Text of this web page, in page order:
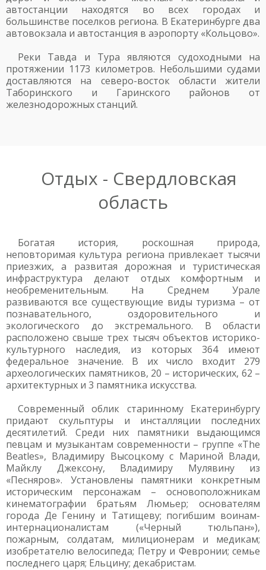
автостанции находятся во всех городах и
большинстве поселков региона. В Екатеринбурге два
автовокзала и автостанция в аэропорту «Кольцово».
Реки Тавда и Тура являются судоходными на
протяжении 1173 километров. Небольшими судами
доставляются на северо-восток области жители
Таборинского и Гаринского районов от
железнодорожных станций.
Отдых - Свердловская
область
Богатая история, роскошная природа,
неповторимая культура региона привлекает тысячи
приезжих, а развитая дорожная и туристическая
инфраструктура делают отдых комфортным и
необременительным. На Среднем Урале
развиваются все существующие виды туризма – от
познавательного, оздоровительного и
экологического до экстремального. В области
расположено свыше трех тысяч объектов историко-
культурного наследия, из которых 364 имеют
федеральное значение. В их число входит 279
археологических памятников, 20 – исторических, 62 –
архитектурных и 3 памятника искусства.
Современный облик старинному Екатеринбургу
придают скульптуры и инсталляции последних
десятилетий. Среди них памятники выдающимся
певцам и музыкантам современности – группе «The
Beatles», Владимиру Высоцкому с Мариной Влади,
Майклу Джексону, Владимиру Мулявину из
«Песняров». Установлены памятники конкретным
историческим персонажам – основоположникам
кинематографии братьям Люмьер; основателям
города Де Генину и Татищеву; погибшим воинам-
интернационалистам («Черный тюльпан»),
пожарным, солдатам, милиционерам и медикам;
изобретателю велосипеда; Петру и Февронии; семье
последнего царя; Ельцину; декабристам.